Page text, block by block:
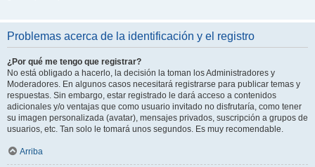
Problemas acerca de la identificación y el registro
¿Por qué me tengo que registrar?
No está obligado a hacerlo, la decisión la toman los Administradores y
Moderadores. En algunos casos necesitará registrarse para publicar temas y
respuestas. Sin embargo, estar registrado le dará acceso a contenidos
adicionales y/o ventajas que como usuario invitado no disfrutaría, como tener
su imagen personalizada (avatar), mensajes privados, suscripción a grupos de
usuarios, etc. Tan solo le tomará unos segundos. Es muy recomendable.
Arriba